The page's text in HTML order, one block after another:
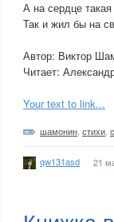
А на сердце
Так и жил бы на
Автор: Виктор
Читает:
Your text to link...
шамонин стихи
qw131asd 21